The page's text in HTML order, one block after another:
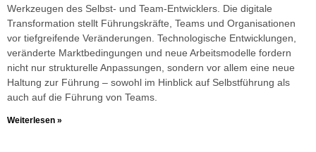
Werkzeugen des Selbst- und Team-Entwicklers. Die digitale
Transformation stellt Führungskräfte, Teams und Organisationen
vor tiefgreifende Veränderungen. Technologische Entwicklungen,
veränderte Marktbedingungen und neue Arbeitsmodelle fordern
nicht nur strukturelle Anpassungen, sondern vor allem eine neue
Haltung zur Führung – sowohl im Hinblick auf Selbstführung als
auch auf die Führung von Teams.
Weiterlesen »